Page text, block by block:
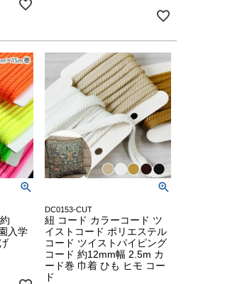
入学
DC0153-CUT
紐 コード カラーコード ツ
イストコード ポリエステル
コード ツイストパイピング
コード 約12mm幅 2.5m カ
ード巻 巾着 ひも ヒモ コー
ド